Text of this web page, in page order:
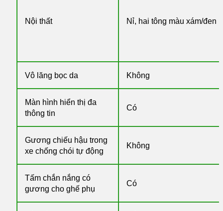
Nội thất Nỉ, hai tông màu xám/đen
Vô lăng bọc da Không
Màn hình hiển thị đa
thông tin
Có
Gương chiếu hậu trong
xe chống chói tự động
Không
Tấm chắn nắng có
gương cho ghế phụ
Có